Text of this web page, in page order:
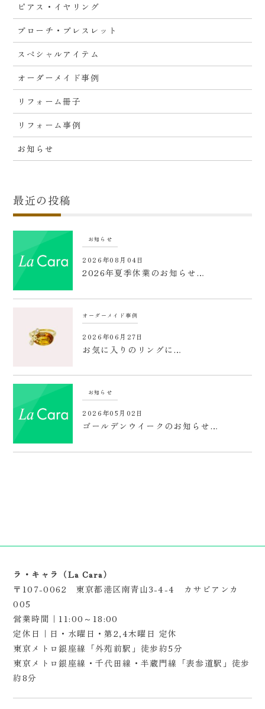
ピアス・イヤリング
ブローチ・ブレスレット
スペシャルアイテム
オーダーメイド事例
リフォーム冊子
リフォーム事例
お知らせ
最近の投稿
お知らせ
2026年08月04日
2026年夏季休業のお知らせ…
オーダーメイド事例
2026年06月27日
お気に入りのリングに…
お知らせ
2026年05月02日
ゴールデンウイークのお知らせ…
ラ・キャラ（La Cara）
〒107-0062 東京都港区南青山3-4-4 カサビアンカ
005
営業時間｜11:00～18:00
定休日｜日・水曜日・第2,4木曜日 定休
東京メトロ銀座線「外苑前駅」徒歩約5分
東京メトロ銀座線・千代田線・半蔵門線「表参道駅」徒歩
約8分